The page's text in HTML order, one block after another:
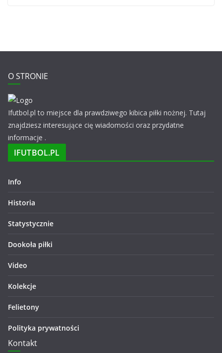
O STRONIE
Ifutbol.pl to miejsce dla prawdziwego kibica piłki nożnej. Tutaj
znajdziesz interesujące cię wiadomości oraz przydatne
informacje .
IFUTBOL.PL
Info
Historia
Statystycznie
Dookoła piłki
Video
Kolekcje
Felietony
Polityka prywatności
Kontakt